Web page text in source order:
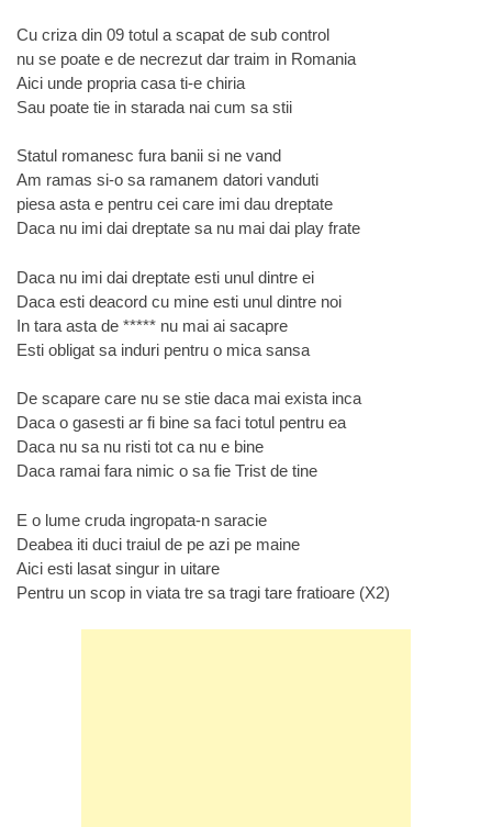
Cu criza din 09 totul a scapat de sub control
nu se poate e de necrezut dar traim in Romania
Aici unde propria casa ti-e chiria
Sau poate tie in starada nai cum sa stii
Statul romanesc fura banii si ne vand
Am ramas si-o sa ramanem datori vanduti
piesa asta e pentru cei care imi dau dreptate
Daca nu imi dai dreptate sa nu mai dai play frate
Daca nu imi dai dreptate esti unul dintre ei
Daca esti deacord cu mine esti unul dintre noi
In tara asta de ***** nu mai ai sacapre
Esti obligat sa induri pentru o mica sansa
De scapare care nu se stie daca mai exista inca
Daca o gasesti ar fi bine sa faci totul pentru ea
Daca nu sa nu risti tot ca nu e bine
Daca ramai fara nimic o sa fie Trist de tine
E o lume cruda ingropata-n saracie
Deabea iti duci traiul de pe azi pe maine
Aici esti lasat singur in uitare
Pentru un scop in viata tre sa tragi tare fratioare (X2)